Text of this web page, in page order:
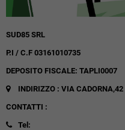
SUD85 SRL
P.I / C.F 03161010735
DEPOSITO FISCALE: TAPLI0007
INDIRIZZO : VIA CADORNA,42
CONTATTI :
Tel: